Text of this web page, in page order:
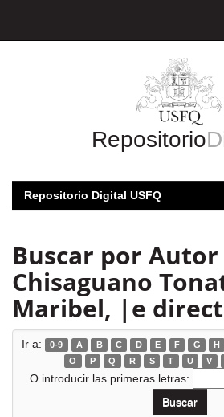
Repositorio
Repositorio Digital USFQ
Buscar por Autor
Chisaguano
Maribel, |e
Ir a: 0-9 A B C D E F G H
O
P Q R S T U V
O introducir las primeras letras: